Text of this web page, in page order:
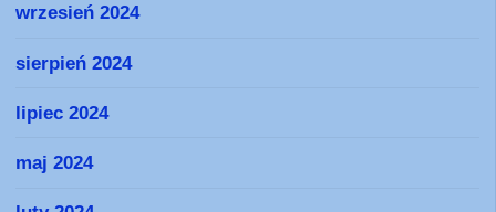
wrzesień 2024
sierpień 2024
lipiec 2024
maj 2024